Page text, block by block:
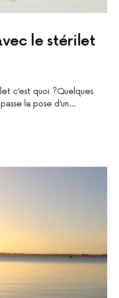
le stérilet
c’est quoi ?Quelques
la pose d’un…